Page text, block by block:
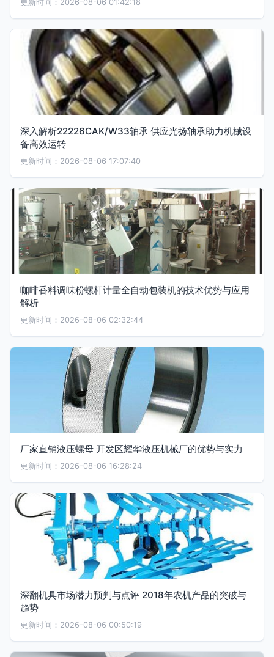
更新时间：2026-08-06 01:42:18
深入解析22226CAK/W33轴承 供应光扬轴承助力机械设
备高效运转
更新时间：2026-08-06 17:07:40
咖啡香料调味粉螺杆计量全自动包装机的技术优势与应用
解析
更新时间：2026-08-06 02:32:44
厂家直销液压螺母 开发区耀华液压机械厂的优势与实力
更新时间：2026-08-06 16:28:24
深翻机具市场潜力预判与点评 2018年农机产品的突破与
趋势
更新时间：2026-08-06 00:50:19